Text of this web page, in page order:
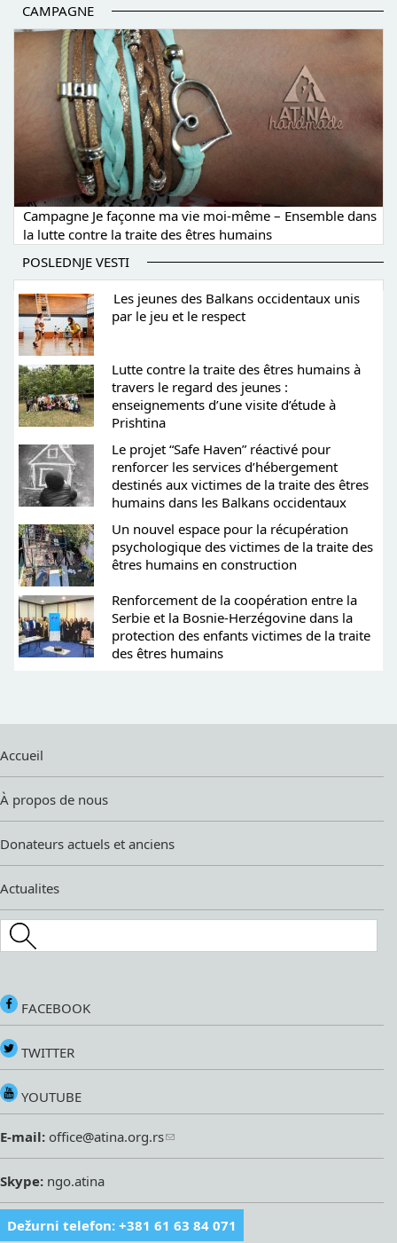
CAMPAGNE
Campagne Je façonne ma vie moi-même – Ensemble dans
la lutte contre la traite des êtres humains
POSLEDNJE VESTI
Les jeunes des Balkans occidentaux unis
par le jeu et le respect
Lutte contre la traite des êtres humains à
travers le regard des jeunes :
enseignements d’une visite d’étude à
Prishtina
Le projet “Safe Haven” réactivé pour
renforcer les services d’hébergement
destinés aux victimes de la traite des êtres
humains dans les Balkans occidentaux
Un nouvel espace pour la récupération
psychologique des victimes de la traite des
êtres humains en construction
Renforcement de la coopération entre la
Serbie et la Bosnie-Herzégovine dans la
protection des enfants victimes de la traite
des êtres humains
Accueil
À propos de nous
Donateurs actuels et anciens
Actualites
Search this site
FACEBOOK
TWITTER
YOUTUBE
E-mail: office@atina.org.rs
Skype: ngo.atina
Dežurni telefon: +381 61 63 84 071